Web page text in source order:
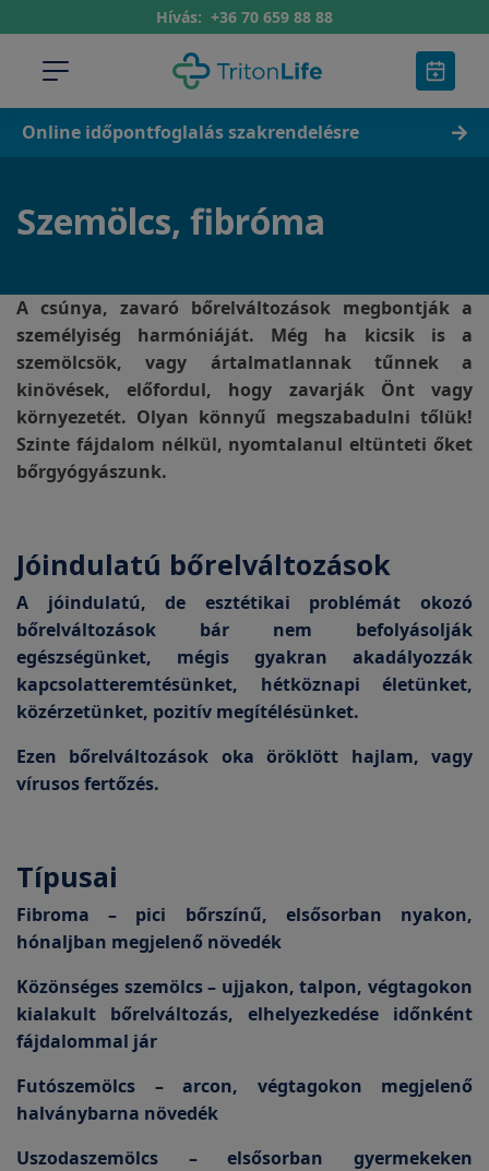
Hívás: +36 70 659 88 88
Online időpontfoglalás szakrendelésre
Szemölcs, fibróma
A csúnya, zavaró bőrelváltozások megbontják a
személyiség harmóniáját. Még ha kicsik is a
szemölcsök, vagy ártalmatlannak tűnnek a
kinövések, előfordul, hogy zavarják Önt vagy
környezetét. Olyan könnyű megszabadulni tőlük!
Szinte fájdalom nélkül, nyomtalanul eltünteti őket
bőrgyógyászunk.
Jóindulatú bőrelváltozások
A jóindulatú, de esztétikai problémát okozó
bőrelváltozások bár nem befolyásolják
egészségünket, mégis gyakran akadályozzák
kapcsolatteremtésünket, hétköznapi életünket,
közérzetünket, pozitív megítélésünket.
Ezen bőrelváltozások oka öröklött hajlam, vagy
vírusos fertőzés.
Típusai
Fibroma – pici bőrszínű, elsősorban nyakon,
hónaljban megjelenő növedék
Közönséges szemölcs – ujjakon, talpon, végtagokon
kialakult bőrelváltozás, elhelyezkedése időnként
fájdalommal jár
Futószemölcs – arcon, végtagokon megjelenő
halványbarna növedék
Uszodaszemölcs – elsősorban gyermekeken